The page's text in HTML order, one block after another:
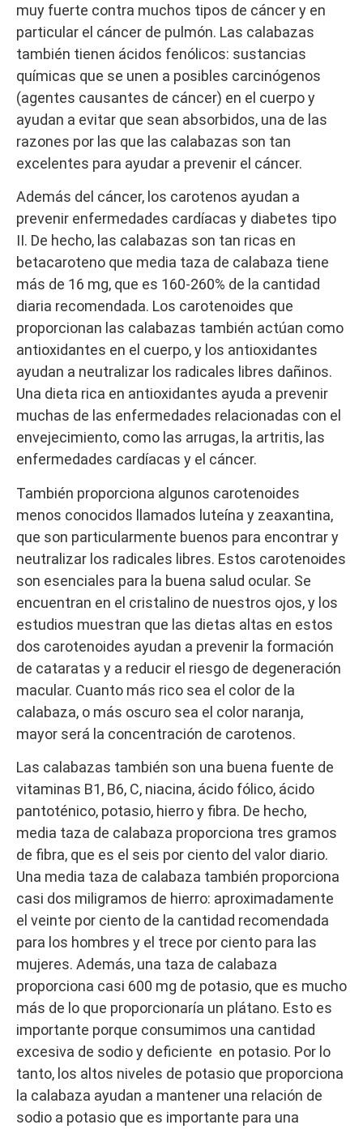
muy fuerte contra muchos tipos de cáncer y en
particular el cáncer de pulmón. Las calabazas
también tienen ácidos fenólicos: sustancias
químicas que se unen a posibles carcinógenos
(agentes causantes de cáncer) en el cuerpo y
ayudan a evitar que sean absorbidos, una de las
razones por las que las calabazas son tan
excelentes para ayudar a prevenir el cáncer.
Además del cáncer, los carotenos ayudan a
prevenir enfermedades cardíacas y diabetes tipo
II. De hecho, las calabazas son tan ricas en
betacaroteno que media taza de calabaza tiene
más de 16 mg, que es 160-260% de la cantidad
diaria recomendada. Los carotenoides que
proporcionan las calabazas también actúan como
antioxidantes en el cuerpo, y los antioxidantes
ayudan a neutralizar los radicales libres dañinos.
Una dieta rica en antioxidantes ayuda a prevenir
muchas de las enfermedades relacionadas con el
envejecimiento, como las arrugas, la artritis, las
enfermedades cardíacas y el cáncer.
También proporciona algunos carotenoides
menos conocidos llamados luteína y zeaxantina,
que son particularmente buenos para encontrar y
neutralizar los radicales libres. Estos carotenoides
son esenciales para la buena salud ocular. Se
encuentran en el cristalino de nuestros ojos, y los
estudios muestran que las dietas altas en estos
dos carotenoides ayudan a prevenir la formación
de cataratas y a reducir el riesgo de degeneración
macular. Cuanto más rico sea el color de la
calabaza, o más oscuro sea el color naranja,
mayor será la concentración de carotenos.
Las calabazas también son una buena fuente de
vitaminas B1, B6, C, niacina, ácido fólico, ácido
pantoténico, potasio, hierro y fibra. De hecho,
media taza de calabaza proporciona tres gramos
de fibra, que es el seis por ciento del valor diario.
Una media taza de calabaza también proporciona
casi dos miligramos de hierro: aproximadamente
el veinte por ciento de la cantidad recomendada
para los hombres y el trece por ciento para las
mujeres. Además, una taza de calabaza
proporciona casi 600 mg de potasio, que es mucho
más de lo que proporcionaría un plátano. Esto es
importante porque consumimos una cantidad
excesiva de sodio y deficiente en potasio. Por lo
tanto, los altos niveles de potasio que proporciona
la calabaza ayudan a mantener una relación de
sodio a potasio que es importante para una